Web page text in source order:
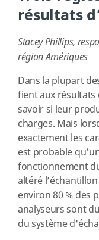
résultats
Stacey Phillips,
région Amériques
Dans la plupart
fient aux
savoir si leur
charges. Mais
exactement les
est probable
fonctionnement
altéré
environ 80 % des
analyseurs sont
du système